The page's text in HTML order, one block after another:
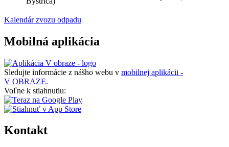
Kalendár zvozu odpadu
Mobilná aplikácia
Sledujte informácie z nášho webu v mobilnej aplikácii -
V OBRAZE.
Voľne k stiahnutiu:
Kontakt